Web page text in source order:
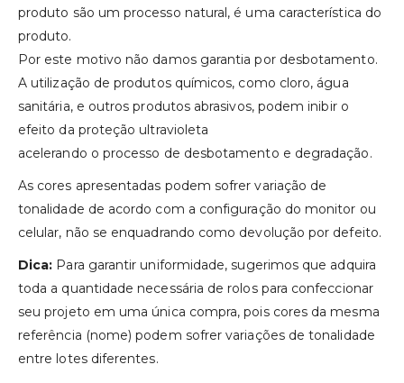
produto são um processo natural, é uma característica do
produto.
Por este motivo não damos garantia por desbotamento.
A utilização de produtos químicos, como cloro, água
sanitária, e outros produtos abrasivos, podem inibir o
efeito da proteção ultravioleta
acelerando o processo de desbotamento e degradação.
As cores apresentadas podem sofrer variação de
tonalidade de acordo com a configuração do monitor ou
celular, não se enquadrando como devolução por defeito.
Dica: Para garantir uniformidade, sugerimos que adquira
toda a quantidade necessária de rolos para confeccionar
seu projeto em uma única compra, pois cores da mesma
referência (nome) podem sofrer variações de tonalidade
entre lotes diferentes.